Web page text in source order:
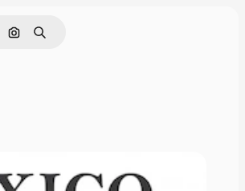
Pesquisar por imagem
Buscar